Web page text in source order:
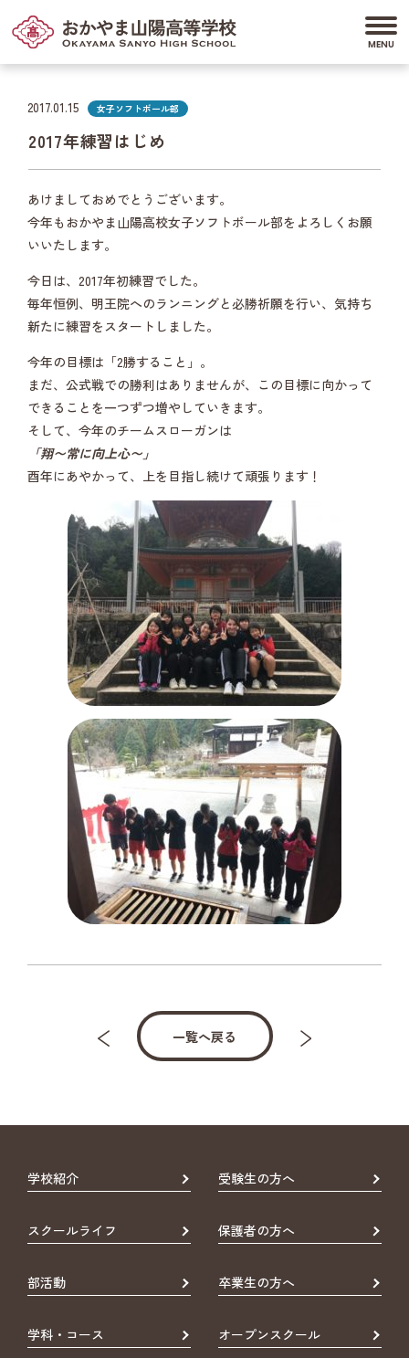
2017.01.15 女子ソフトボール部
2017年練習はじめ
あけましておめでとうございます。
今年もおかやま山陽高校女子ソフトボール部をよろしくお願
いいたします。
今日は、2017年初練習でした。
毎年恒例、明王院へのランニングと必勝祈願を行い、気持ち
新たに練習をスタートしました。
今年の目標は「2勝すること」。
まだ、公式戦での勝利はありませんが、この目標に向かって
できることを一つずつ増やしていきます。
そして、今年のチームスローガンは
「翔〜常に向上心〜」
酉年にあやかって、上を目指し続けて頑張ります！
一覧へ戻る
学校紹介 受験生の方へ
スクールライフ 保護者の方へ
部活動 卒業生の方へ
学科・コース オープンスクール